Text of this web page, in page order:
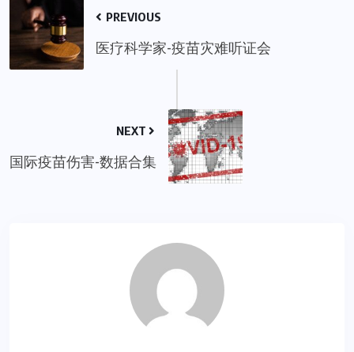
PREVIOUS
医疗科学家-疫苗灾难听证会
NEXT
国际疫苗伤害-数据合集